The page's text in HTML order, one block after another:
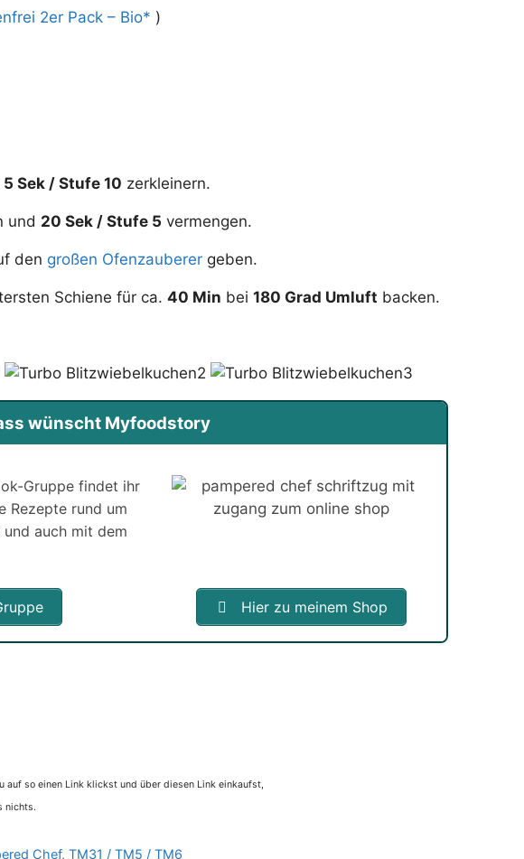
2er Pack – Bio
)
5 Sek / Stufe 10 zerkleinern.
und 20 Sek / Stufe 5 vermengen.
den großen Ofenzauberer geben.
Schiene für ca. 40 Min bei 180 Grad Umluft backen.
wünscht Myfoodstory
Gruppe findet ihr
Rezepte rund um
auch mit dem
Hier zu meinem Shop
so einen Link klickst und über diesen Link einkaufst,
nichts.
Chef, TM31 / TM5 / TM6